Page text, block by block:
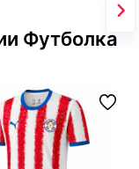
Футболка